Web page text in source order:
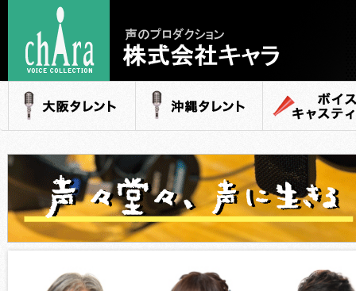
声のプロダクション
- 株式会社キャラ
大阪タレント 沖縄タレント ボイスキャステ